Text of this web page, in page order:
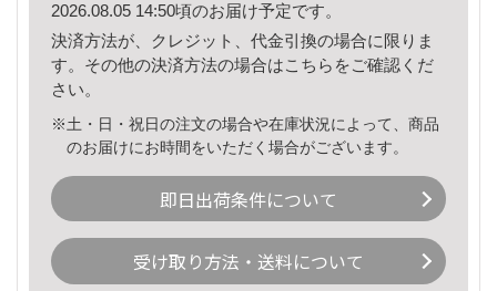
2026.08.05 14:50頃のお届け予定です。
決済方法が、クレジット、代金引換の場合に限りま
す。その他の決済方法の場合はこちら をご確認くだ
さい。
※土・日・祝日の注文の場合や在庫状況によって、商品
のお届けにお時間をいただく場合がございます。
即日出荷条件について
受け取り方法・送料について